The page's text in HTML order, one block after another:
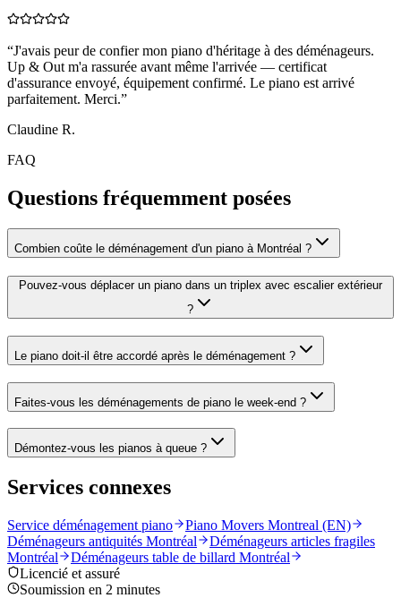
“J'avais peur de confier mon piano d'héritage à des déménageurs.
Up & Out m'a rassurée avant même l'arrivée — certificat
d'assurance envoyé, équipement confirmé. Le piano est arrivé
parfaitement. Merci.”
Claudine R.
FAQ
Questions fréquemment posées
Combien coûte le déménagement d'un piano à Montréal ?
Pouvez-vous déplacer un piano dans un triplex avec escalier extérieur
?
Le piano doit-il être accordé après le déménagement ?
Faites-vous les déménagements de piano le week-end ?
Démontez-vous les pianos à queue ?
Services connexes
Service déménagement piano
Piano Movers Montreal (EN)
Déménageurs antiquités Montréal
Déménageurs articles fragiles
Montréal
Déménageurs table de billard Montréal
Licencié et assuré
Soumission en 2 minutes